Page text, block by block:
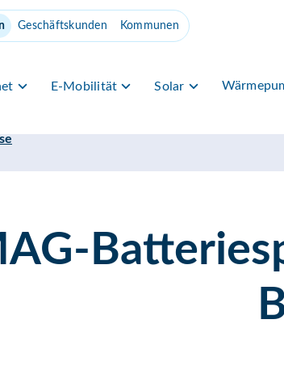
Geschäftskunden Kommunen
E-Mobilität Solar